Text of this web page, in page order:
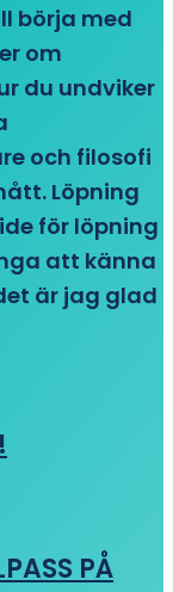
börja med
om
du undviker
och filosofi
Löpning
för löpning
att känna
är jag glad
PÅ